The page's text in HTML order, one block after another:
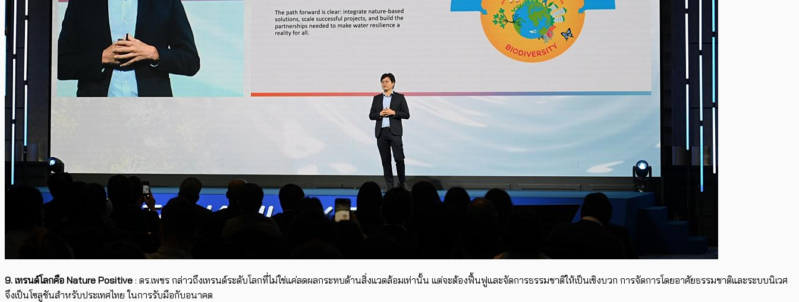
9. เทรนด์โลกคือ Nature Positive : ดร.เพชร กล่าวถึงเทรนด์ระดับโลกที่ไม่ใช่แค่ลดผลกระทบด้านสิ่งแวดล้อมเท่านั้น แต่จะต้องฟื้นฟูและจัดการธรรมชาติให้เป็นเชิงบวก การจัดการโดยอาศัยธรรมชาติและระบบนิเวศ
จึงเป็นโซลูชันสำหรับประเทศไทย ในการรับมือกับอนาคต